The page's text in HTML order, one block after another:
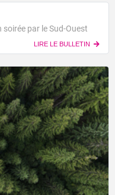
par le Sud-Ouest
LIRE LE BULLETIN